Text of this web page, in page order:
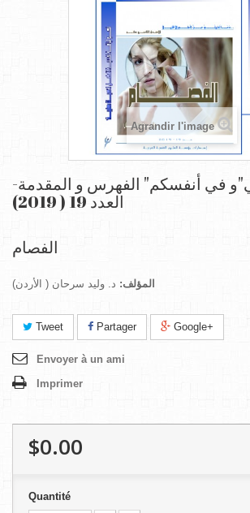
Agrandir l'image
في أنفسكم" الفهرس و المقدمة-
العدد 19 ( 2019)
الفصام
المؤلف: د. وليد سرحان ( الأردن)
Tweet Partager Google+
Envoyer à un ami
Imprimer
$0.00
Quantité